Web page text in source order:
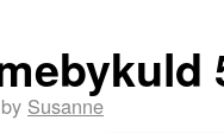
by Susanne